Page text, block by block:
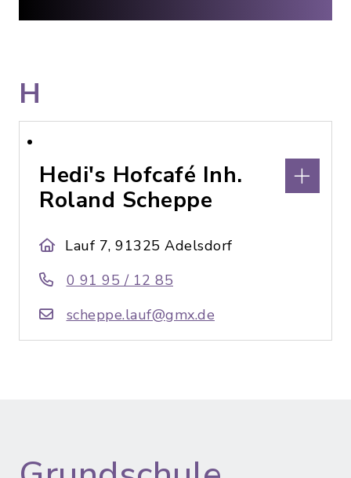
H
Hedi's Hofcafé Inh.
Roland Scheppe
Lauf 7, 91325 Adelsdorf
0 91 95 / 12 85
scheppe.lauf@gmx.de